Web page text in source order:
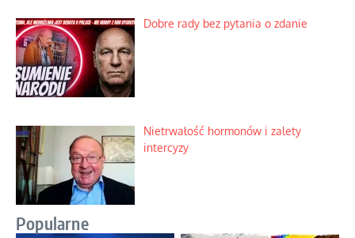
Dobre rady bez pytania o zdanie
Nietrwałość hormonów i zalety
intercyzy
Popularne